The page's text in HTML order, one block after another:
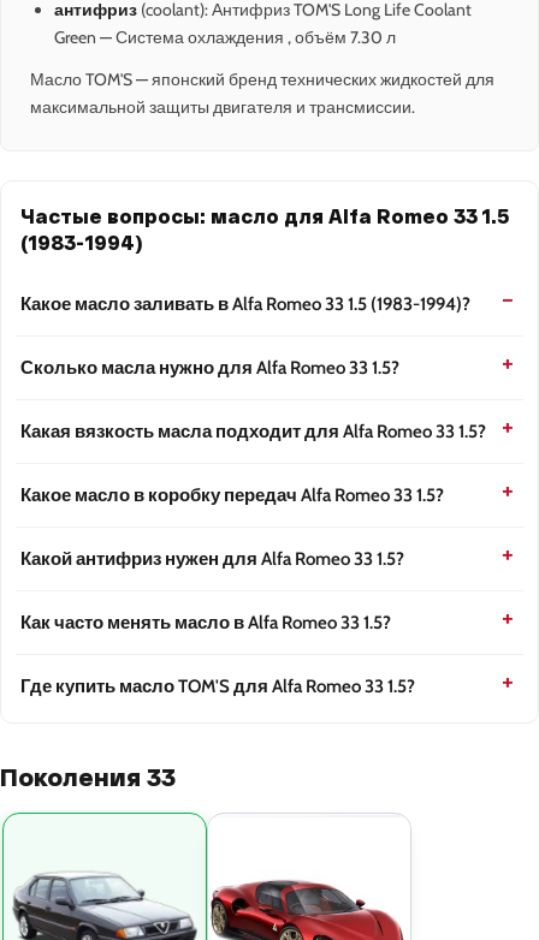
антифриз (coolant): Антифриз TOM'S Long Life Coolant
Green — Система охлаждения , объём 7.30 л
Масло TOM'S — японский бренд технических жидкостей для
максимальной защиты двигателя и трансмиссии.
Частые вопросы: масло для Alfa Romeo 33 1.5
(1983-1994)
Какое масло заливать в Alfa Romeo 33 1.5 (1983-1994)?
Сколько масла нужно для Alfa Romeo 33 1.5?
Какая вязкость масла подходит для Alfa Romeo 33 1.5?
Какое масло в коробку передач Alfa Romeo 33 1.5?
Какой антифриз нужен для Alfa Romeo 33 1.5?
Как часто менять масло в Alfa Romeo 33 1.5?
Где купить масло TOM'S для Alfa Romeo 33 1.5?
Поколения 33